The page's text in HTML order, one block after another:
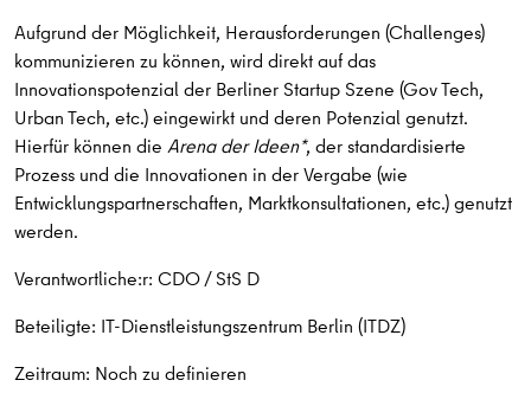
Aufgrund der Möglichkeit, Herausforderungen (Challenges)
kommunizieren zu können, wird direkt auf das
Innovationspotenzial der Berliner Startup Szene (Gov Tech,
Urban Tech, etc.) eingewirkt und deren Potenzial genutzt.
Hierfür können die Arena der Ideen*, der standardisierte
Prozess und die Innovationen in der Vergabe (wie
Entwicklungspartnerschaften, Marktkonsultationen, etc.) genutzt
werden.
Verantwortliche:r: CDO / StS D
Beteiligte: IT-Dienstleistungszentrum Berlin (ITDZ)
Zeitraum: Noch zu definieren